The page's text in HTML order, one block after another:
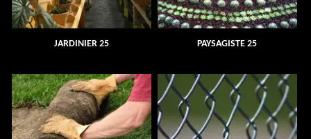
JARDINIER 25 PAYSAGISTE 25